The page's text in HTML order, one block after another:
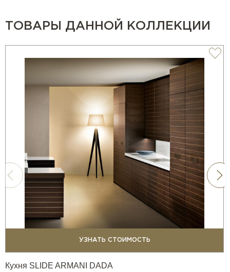
Casa Ricca Expo комплектует кухни всей необходимой
бытовой техникой (варочные панели, духовки, вытяжки,
микроволновки, пароварки и др.) любых брендов, в том
Gaggenau,La Cornue,Smeg,BORK
ТОВАРЫ ДАННОЙ КОЛЛЕКЦИИ
УЗНАТЬ СТОИМОСТЬ
Кухня SLIDE ARMANI DADA